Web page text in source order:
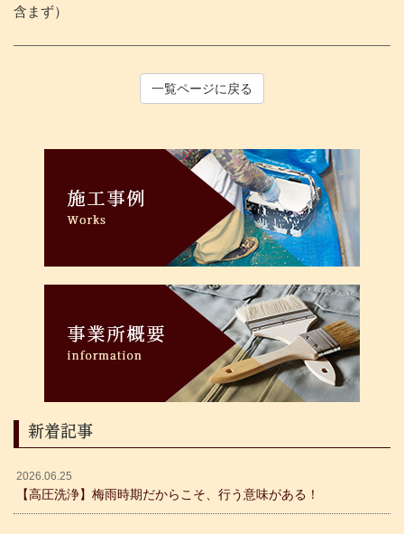
含まず）
一覧ページに戻る
新着記事
2026.06.25
【高圧洗浄】梅雨時期だからこそ、行う意味がある！